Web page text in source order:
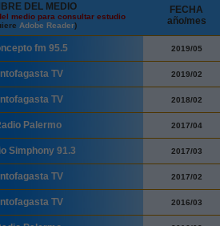
DEL MEDIO
medio para consultar estudio
Adobe Reader)
FECHA
año/mes
fm 95.5 2019/05
TV 2019/02
TV 2018/02
Palermo 2017/04
Simphony 91.3 2017/03
TV 2017/02
TV 2016/03